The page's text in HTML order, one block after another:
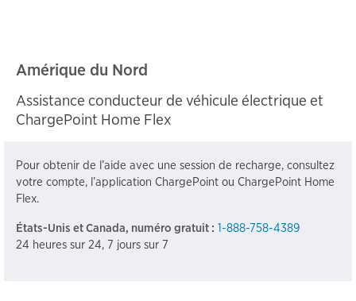
Amérique du Nord
Assistance conducteur de véhicule électrique et
ChargePoint Home Flex
Pour obtenir de l’aide avec une session de recharge, consultez
votre compte, l’application ChargePoint ou ChargePoint Home
Flex.
États-Unis et Canada, numéro gratuit : 1-888-758-4389
24 heures sur 24, 7 jours sur 7